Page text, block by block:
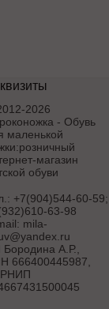
2026
- Обувь
маленькой
магазин
обуви
+7(904)544-60-59;
63-98
mila-
А.Р.
666400445987,